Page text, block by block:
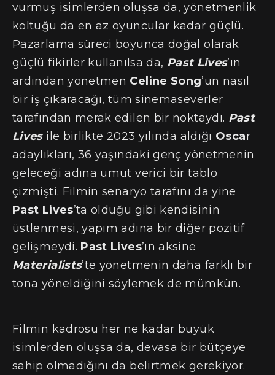
vurmuş isimlerden oluşsa da, yönetmenlik
koltuğu da en az oyuncular kadar güçlü.
Pazarlama süreci boyunca doğal olarak
güçlü fikirler kullanılsa da, Past Lives’ın
ardından yönetmen Celine Song’un nasıl
bir iş çıkaracağı, tüm sinemaseverler
tarafından merak edilen bir noktaydı. Past
Livesile birlikte 2023 yılında aldığı Oscar
adaylıkları, 36 yaşındaki genç yönetmenin
geleceği adına umut verici bir tablo
çizmişti. Filmin senaryo tarafını da yine
Past Lives’ta olduğu gibi kendisinin
üstlenmesi, yapım adına bir diğer pozitif
gelişmeydi. Past Lives’ın aksine
Materialists’te yönetmenin daha farklı bir
tona yöneldiğini söylemek de mümkün.
Filmin kadrosu her ne kadar büyük
isimlerden oluşsa da, devasa bir bütçeye
sahip olmadığını da belirtmek gerekiyor.